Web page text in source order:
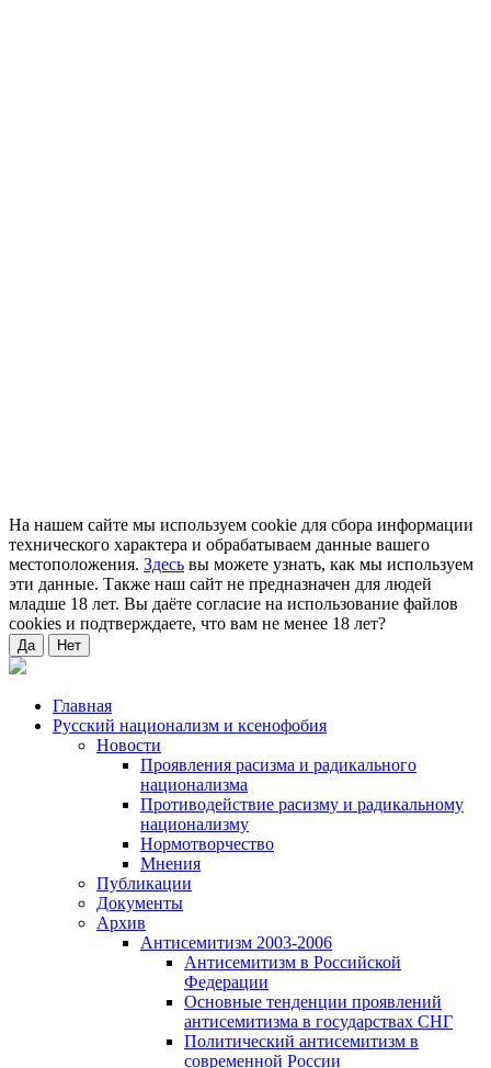
На нашем сайте мы используем cookie для сбора информации
технического характера и обрабатываем данные вашего
местоположения. Здесь вы можете узнать, как мы используем
эти данные. Также наш сайт не предназначен для людей
младше 18 лет. Вы даёте согласие на использование файлов
cookies и подтверждаете, что вам не менее 18 лет?
Да Нет
Главная
Русский национализм и ксенофобия
Новости
Проявления расизма и радикального
национализма
Противодействие расизму и радикальному
национализму
Нормотворчество
Мнения
Публикации
Документы
Архив
Антисемитизм 2003-2006
Антисемитизм в Российской
Федерации
Основные тенденции проявлений
антисемитизма в государствах СНГ
Политический антисемитизм в
современной России